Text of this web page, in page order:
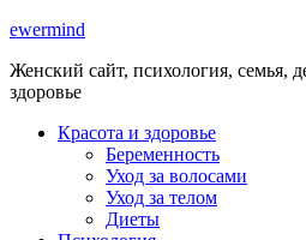
ewermind
Женский сайт, психология, семья,
здоровье
Красота и здоровье
Беременность
Уход за волосами
Уход за телом
Диеты